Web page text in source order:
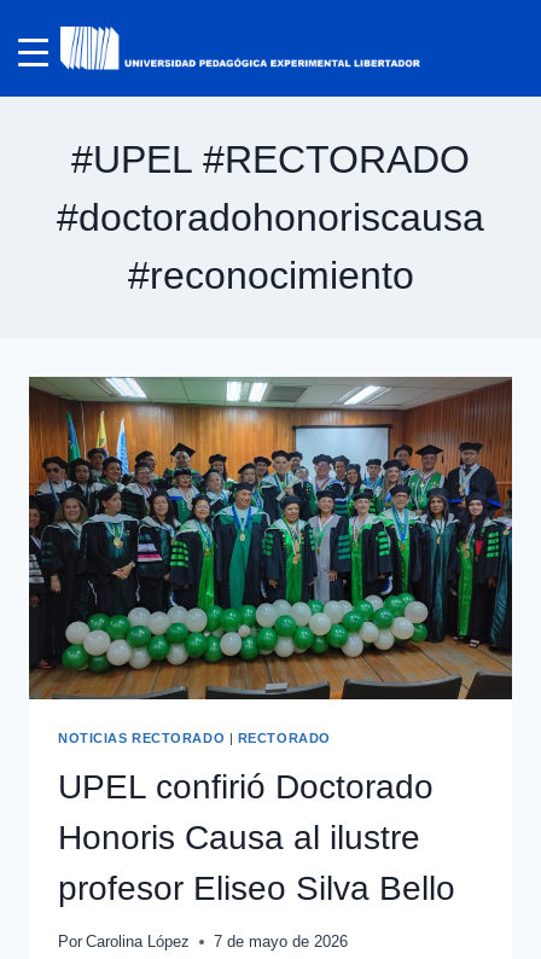
#UPEL #RECTORADO
#doctoradohonoriscausa
#reconocimiento
NOTICIAS RECTORADO | RECTORADO
UPEL confirió Doctorado
Honoris Causa al ilustre
profesor Eliseo Silva Bello
Por Carolina López 7 de mayo de 2026